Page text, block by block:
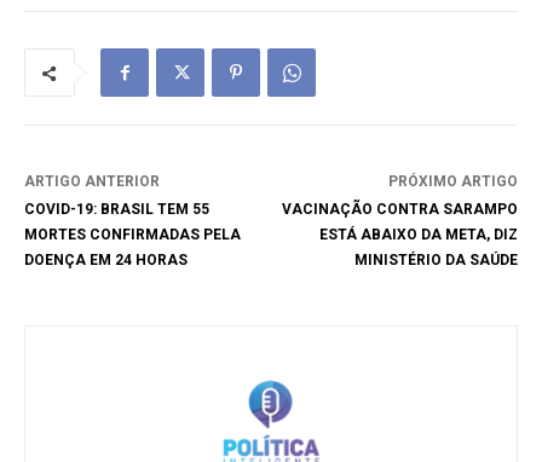
ARTIGO ANTERIOR
COVID-19: BRASIL TEM 55
MORTES CONFIRMADAS PELA
DOENÇA EM 24 HORAS
PRÓXIMO ARTIGO
VACINAÇÃO CONTRA SARAMPO
ESTÁ ABAIXO DA META, DIZ
MINISTÉRIO DA SAÚDE